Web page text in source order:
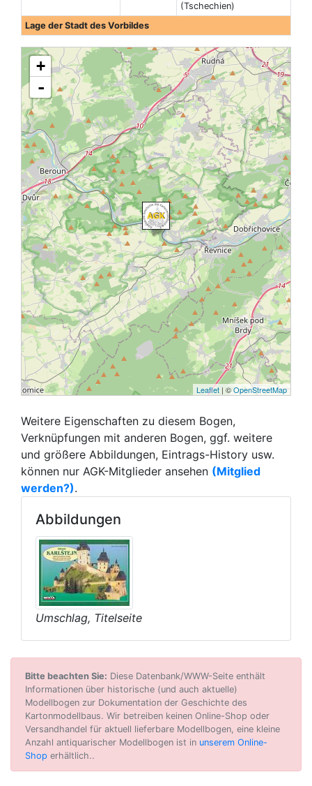
(Tschechien)
Lage der Stadt des Vorbildes
+
-
Leaflet | ©OpenStreetMap
Weitere Eigenschaften zu diesem Bogen,
Verknüpfungen mit anderen Bogen, ggf. weitere
und größere Abbildungen, Eintrags-History usw.
können nur AGK-Mitglieder ansehen (Mitglied
werden?).
Abbildungen
Umschlag, Titelseite
Bitte beachten Sie: Diese Datenbank/WWW-Seite enthält
Informationen über historische (und auch aktuelle)
Modellbogen zur Dokumentation der Geschichte des
Kartonmodellbaus. Wir betreiben keinen Online-Shop oder
Versandhandel für aktuell lieferbare Modellbogen, eine kleine
Anzahl antiquarischer Modellbogen ist in unserem Online-
Shop erhältlich..